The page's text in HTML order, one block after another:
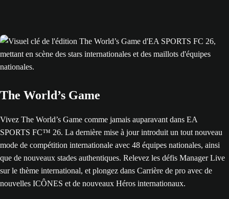
The World’s Game
Vivez The World’s Game comme jamais auparavant dans EA
SPORTS FC™ 26. La dernière mise à jour introduit un tout nouveau
mode de compétition internationale avec 48 équipes nationales, ainsi
que de nouveaux stades authentiques. Relevez les défis Manager Live
sur le thème international, et plongez dans Carrière de pro avec de
nouvelles ICÔNES et de nouveaux Héros internationaux.